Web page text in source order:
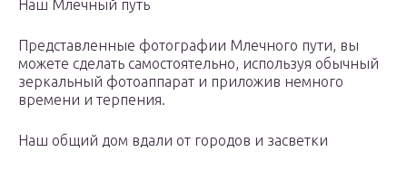
Наш Млечный путь
Представленные фотографии Млечного пути, вы
можете сделать самостоятельно, используя обычный
зеркальный фотоаппарат и приложив немного
времени и терпения.
Наш общий дом вдали от городов и засветки